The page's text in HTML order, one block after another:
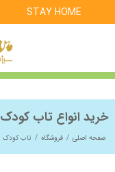
STAY HOME
خرید انواع تاب کودک
صفحه اصلی فروشگاه تاب کودک